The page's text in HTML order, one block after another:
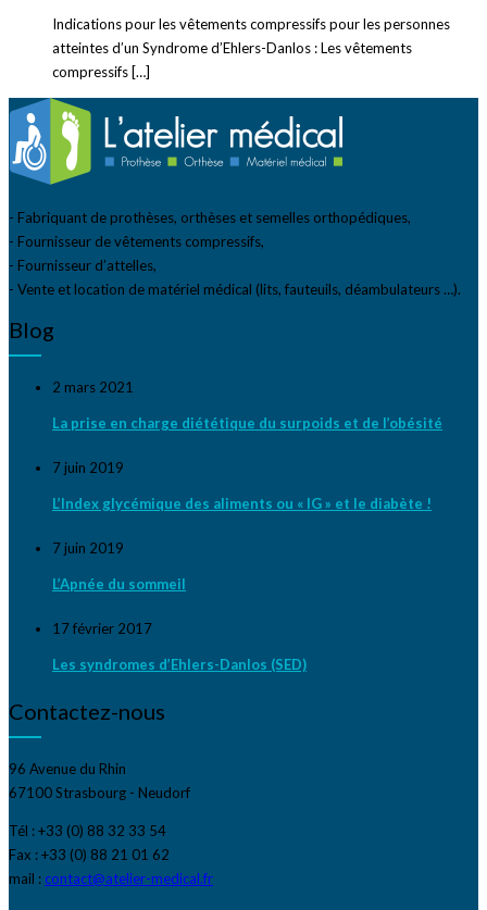
Indications pour les vêtements compressifs pour les personnes
atteintes d’un Syndrome d’Ehlers-Danlos : Les vêtements
compressifs […]
- Fabriquant de prothèses, orthèses et semelles orthopédiques,
- Fournisseur de vêtements compressifs,
- Fournisseur d’attelles,
- Vente et location de matériel médical (lits, fauteuils, déambulateurs …).
Blog
2 mars 2021
La prise en charge diététique du surpoids et de l’obésité
7 juin 2019
L’Index glycémique des aliments ou « IG » et le diabète !
7 juin 2019
L’Apnée du sommeil
17 février 2017
Les syndromes d’Ehlers-Danlos (SED)
Contactez-nous
96 Avenue du Rhin
67100 Strasbourg - Neudorf
Tél : +33 (0) 88 32 33 54
Fax : +33 (0) 88 21 01 62
mail : contact@atelier-medical.fr